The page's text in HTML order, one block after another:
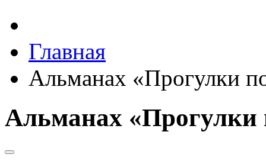
Главная
Альманах «Прогулки
Альманах «Прогулки